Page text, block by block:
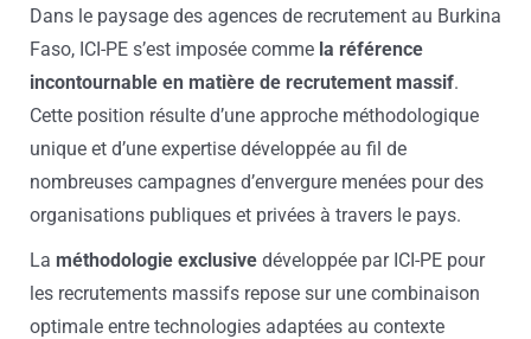
Dans le paysage des agences de recrutement au Burkina
Faso, ICI-PE s’est imposée comme la référence
incontournable en matière de recrutement massif.
Cette position résulte d’une approche méthodologique
unique et d’une expertise développée au fil de
nombreuses campagnes d’envergure menées pour des
organisations publiques et privées à travers le pays.
La méthodologie exclusive développée par ICI-PE pour
les recrutements massifs repose sur une combinaison
optimale entre technologies adaptées au contexte